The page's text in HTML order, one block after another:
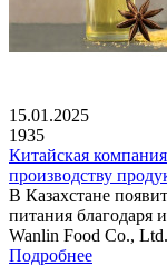
15.01.2025
1935
Китайская
производству
В Казахстане
питания благодаря
Wanlin Food Co., Ltd.
Подробнее